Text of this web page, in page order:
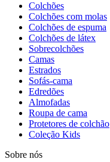
Colchões
Colchões com molas
Colchões de espuma
Colchões de látex
Sobrecolchões
Camas
Estrados
Sofás-cama
Edredões
Almofadas
Roupa de cama
Protetores de colchão
Coleção Kids
Sobre nós